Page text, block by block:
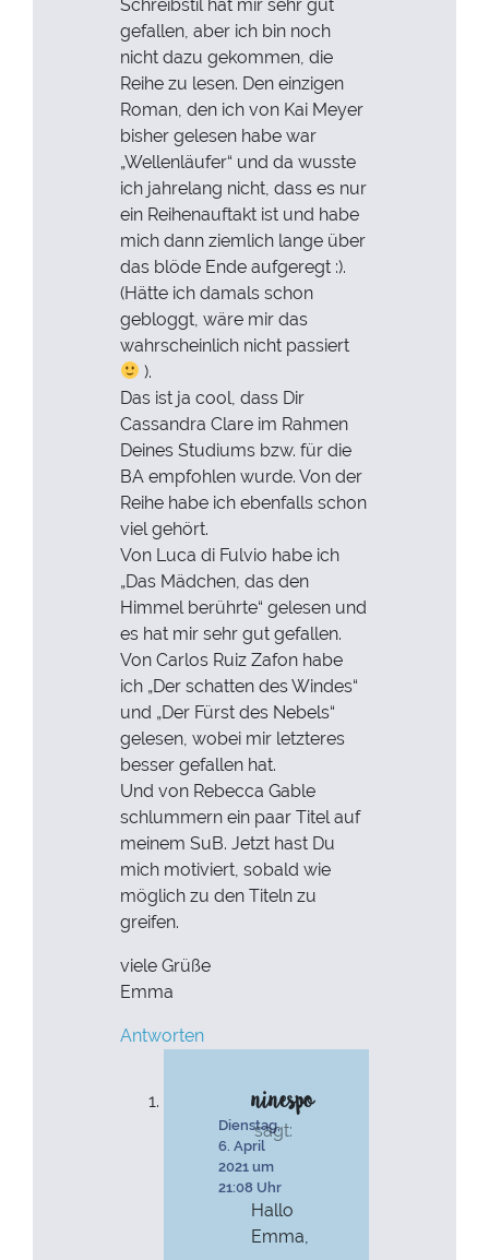
Schreibstil hat mir sehr gut
gefallen, aber ich bin noch
nicht dazu gekommen, die
Reihe zu lesen. Den einzigen
Roman, den ich von Kai Meyer
bisher gelesen habe war
„Wellenläufer“ und da wusste
ich jahrelang nicht, dass es nur
ein Reihenauftakt ist und habe
mich dann ziemlich lange über
das blöde Ende aufgeregt :).
(Hätte ich damals schon
gebloggt, wäre mir das
wahrscheinlich nicht passiert
).
Das ist ja cool, dass Dir
Cassandra Clare im Rahmen
Deines Studiums bzw. für die
BA empfohlen wurde. Von der
Reihe habe ich ebenfalls schon
viel gehört.
Von Luca di Fulvio habe ich
„Das Mädchen, das den
Himmel berührte“ gelesen und
es hat mir sehr gut gefallen.
Von Carlos Ruiz Zafon habe
ich „Der schatten des Windes“
und „Der Fürst des Nebels“
gelesen, wobei mir letzteres
besser gefallen hat.
Und von Rebecca Gable
schlummern ein paar Titel auf
meinem SuB. Jetzt hast Du
mich motiviert, sobald wie
möglich zu den Titeln zu
greifen.
viele Grüße
Emma
Antworten
ninespo
sagt:
Dienstag,
6. April
2021 um
21:08 Uhr
Hallo
Emma,